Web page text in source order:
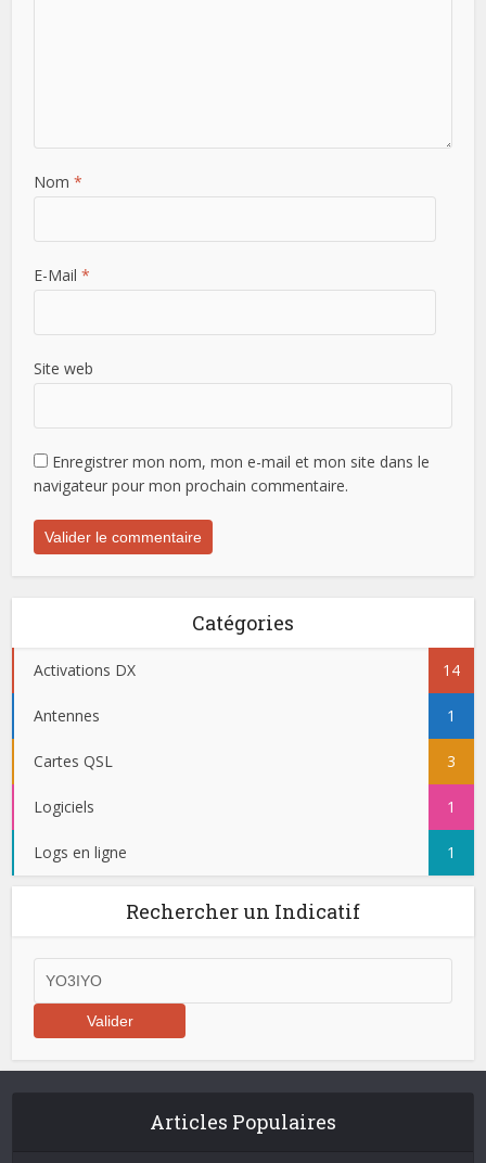
Nom *
E-Mail *
Site web
Enregistrer mon nom, mon e-mail et mon site dans le
navigateur pour mon prochain commentaire.
Catégories
Activations DX 14
Antennes 1
Cartes QSL 3
Logiciels 1
Logs en ligne 1
Rechercher un Indicatif
Articles Populaires